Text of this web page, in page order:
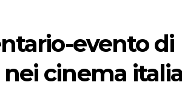
evento di
cinema